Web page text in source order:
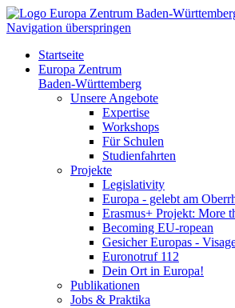
Navigation überspringen
Startseite
Europa Zentrum
Baden-Württemberg
Unsere Angebote
Expertise
Workshops
Für Schulen
Studienfahrten
Projekte
Legislativity
Europa - gelebt am
Erasmus+ Projekt: More
Becoming EU-ropean
Gesicher Europas -
Euronotruf 112
Dein Ort in Europa!
Publikationen
Jobs & Praktika